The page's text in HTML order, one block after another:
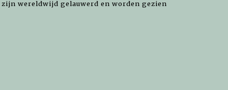
zijn wereldwijd gelauwerd en worden gezien